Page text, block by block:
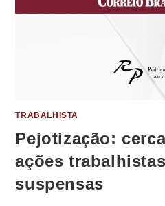
TRABALHISTA
Pejotização:
ações
suspensas